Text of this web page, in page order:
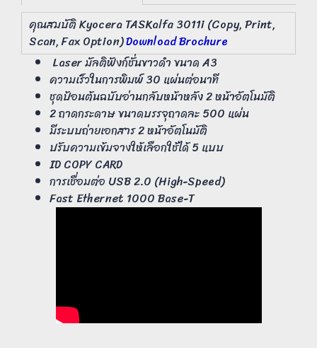
คุณสมบัติ Kyocera TASKalfa 3011i (Copy, Print,
Scan, Fax Option)Download Brochure
Laser มัลติฟังก์ชั่นขาวดำ ขนาด A3
ความเร็วในการพิมพ์ 30 แผ่นต่อนาที
ชุดป้อนต้นฉบับอ่านกลับหน้าหลัง 2 หน้าอัตโนมัติ
2 ถาดกระดาษ ขนาดบรรจุถาดละ 500 แผ่น
มีระบบถ่ายเอกสาร 2 หน้าอัตโนมัติ
ปรับความเข้มจางให้เลือกใช้ได้ 5 แบบ
ID COPY CARD
การเชื่อมต่อ USB 2.0 (High-Speed)
Fast Ethernet 1000 Base-T